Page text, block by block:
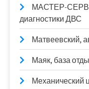
МАСТЕР-
диагностики ДВС
Матвеевский,
Маяк, база
Механический